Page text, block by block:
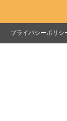
プライバシーポリシ